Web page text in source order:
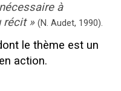
à
récit » (N. Audet, 1990).
le thème est un
action.